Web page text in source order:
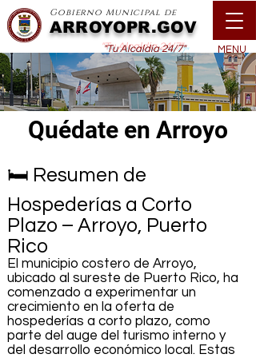
Gobierno Municipal de
ARROYOPR.GOV
"Tu Alcaldía 24/7" MENU
Quédate en Arroyo
🛏️ Resumen de
Hospederías a Corto
Plazo – Arroyo, Puerto
Rico
El municipio costero de Arroyo,
ubicado al sureste de Puerto Rico, ha
comenzado a experimentar un
crecimiento en la oferta de
hospederías a corto plazo, como
parte del auge del turismo interno y
del desarrollo económico local. Estas